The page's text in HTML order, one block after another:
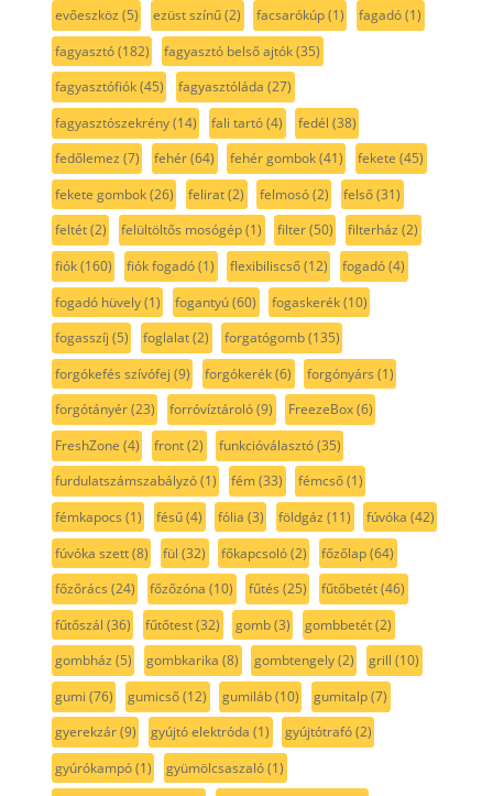
evőeszköz (5) ezüst színű(2) facsarókúp(1) fagadó(1)
fagyasztó(182) fagyasztó belső ajtók(35)
fagyasztófiók(45) fagyasztóláda (27)
fagyasztószekrény(14) fali tartó(4) fedél (38)
fedőlemez (7) fehér(64) fehér gombok(41) fekete (45)
fekete gombok(26) felirat(2) felmosó(2) felső(31)
feltét(2) felültöltős mosógép(1) filter(50) filterház (2)
fiók(160) fiók fogadó(1) flexibiliscső(12) fogadó(4)
fogadó hüvely(1) fogantyú(60) fogaskerék(10)
fogasszíj (5) foglalat(2) forgatógomb(135)
forgókefés szívófej (9) forgókerék(6) forgónyárs (1)
forgótányér(23) forróvíztároló(9) FreezeBox(6)
FreshZone (4) front(2) funkcióválasztó(35)
furdulatszámszabályzó(1) fém(33) fémcső(1)
fémkapocs (1) fésű(4) fólia (3) földgáz (11) fúvóka (42)
fúvóka szett(8) fül (32) főkapcsoló(2) főzőlap(64)
főzőrács (24) főzőzóna (10) fűtés (25) fűtőbetét(46)
fűtőszál (36) fűtőtest(32) gomb(3) gombbetét(2)
gombház (5) gombkarika (8) gombtengely(2) grill (10)
gumi (76) gumicső(12) gumiláb(10) gumitalp(7)
gyerekzár(9) gyújtó elektróda (1) gyújtótrafó(2)
gyúrókampó(1) gyümölcsaszaló(1)